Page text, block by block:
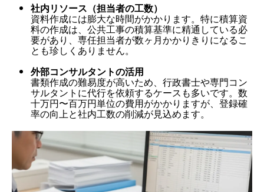
社内リソース（担当者の工数）
資料作成には膨大な時間がかかります。特に積算資
料の作成は、公共工事の積算基準に精通している必
要があり、専任担当者が数ヶ月かかりきりになるこ
とも珍しくありません。
外部コンサルタントの活用
書類作成の難易度が高いため、行政書士や専門コン
サルタントに代行を依頼するケースも多いです。数
十万円〜百万円単位の費用がかかりますが、登録確
率の向上と社内工数の削減が見込めます。